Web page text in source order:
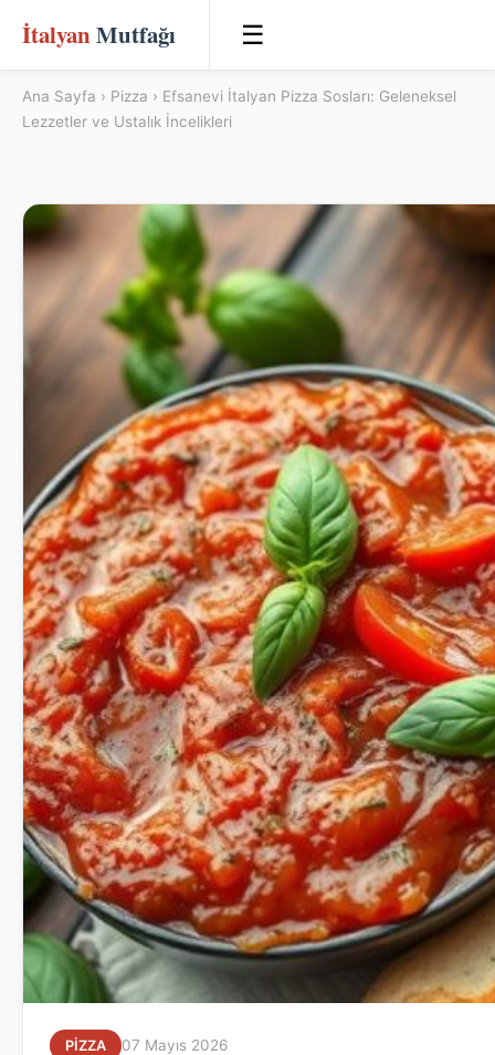
İtalyan Mutfağı ☰
Ana Sayfa › Pizza › Efsanevi İtalyan Pizza Sosları: Geleneksel
Lezzetler ve Ustalık İncelikleri
PIZZA 07 Mayıs 2026